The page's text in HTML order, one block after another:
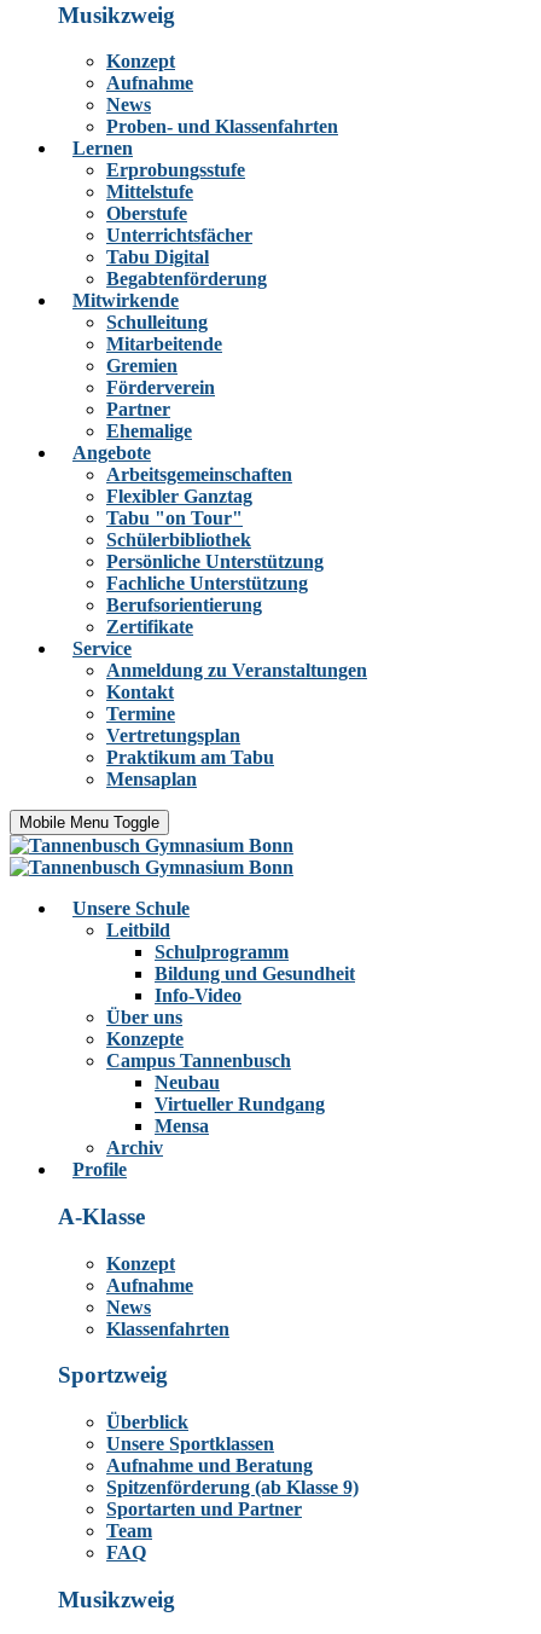
Musikzweig
Konzept
Aufnahme
News
Proben- und Klassenfahrten
Lernen
Erprobungsstufe
Mittelstufe
Oberstufe
Unterrichtsfächer
Tabu Digital
Begabtenförderung
Mitwirkende
Schulleitung
Mitarbeitende
Gremien
Förderverein
Partner
Ehemalige
Angebote
Arbeitsgemeinschaften
Flexibler Ganztag
Tabu "on Tour"
Schülerbibliothek
Persönliche Unterstützung
Fachliche Unterstützung
Berufsorientierung
Zertifikate
Service
Anmeldung zu Veranstaltungen
Kontakt
Termine
Vertretungsplan
Praktikum am Tabu
Mensaplan
Mobile Menu Toggle
Unsere Schule
Leitbild
Schulprogramm
Bildung und Gesundheit
Info-Video
Über uns
Konzepte
Campus Tannenbusch
Neubau
Virtueller Rundgang
Mensa
Archiv
Profile
A-Klasse
Konzept
Aufnahme
News
Klassenfahrten
Sportzweig
Überblick
Unsere Sportklassen
Aufnahme und Beratung
Spitzenförderung (ab Klasse 9)
Sportarten und Partner
Team
FAQ
Musikzweig